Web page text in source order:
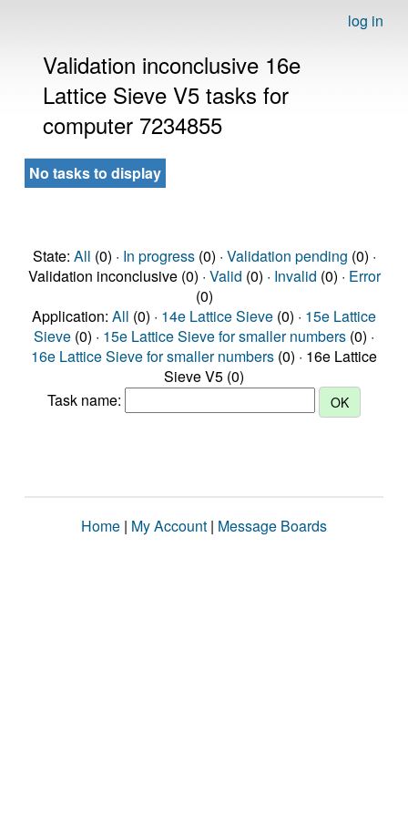
log in
Validation inconclusive 16e
Lattice Sieve V5 tasks for
computer 7234855
No tasks to display
State: All (0) · In progress(0) · Validation pending (0) ·
Validation inconclusive (0) · Valid (0) · Invalid (0) · Error
(0)
Application: All (0) · 14e Lattice Sieve (0) · 15e Lattice
Sieve (0) · 15e Lattice Sieve for smaller numbers (0) ·
16e Lattice Sieve for smaller numbers (0) · 16e Lattice
Sieve V5 (0)
Task name:
Home | My Account | Message Boards